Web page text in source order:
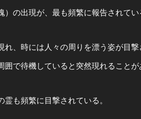
）の出現が、最も頻繁に報告されてい
れ、時には人々の周りを漂う姿が目
囲で待機していると突然現れることが
霊も頻繁に目撃されている。